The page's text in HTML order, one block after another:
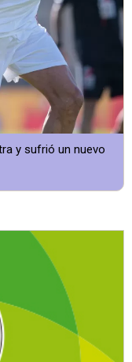
y sufrió un nuevo